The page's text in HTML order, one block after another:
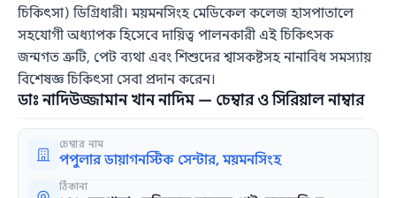
চিকিৎসা) ডিগ্রিধারী। ময়মনসিংহ মেডিকেল কলেজ হাসপাতালে
সহযোগী অধ্যাপক হিসেবে দায়িত্ব পালনকারী এই চিকিৎসক
জন্মগত ত্রুটি, পেট ব্যথা এবং শিশুদের শ্বাসকষ্টসহ নানাবিধ সমস্যায়
বিশেষজ্ঞ চিকিৎসা সেবা প্রদান করেন।
ডাঃ নাদিউজ্জামান খান নাদিম — চেম্বার ও সিরিয়াল নাম্বার
চেম্বার নাম
পপুলার ডায়াগনস্টিক সেন্টার, ময়মনসিংহ
ঠিকানা